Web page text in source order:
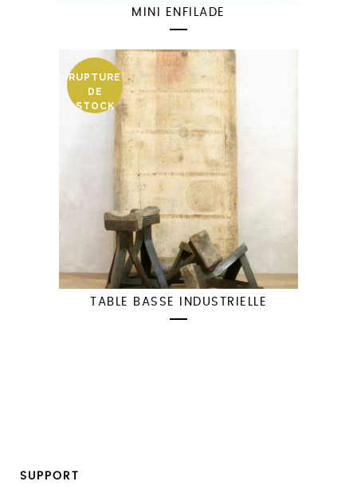
MINI ENFILADE
RUPTURE
DE
STOCK
TABLE BASSE INDUSTRIELLE
SUPPORT